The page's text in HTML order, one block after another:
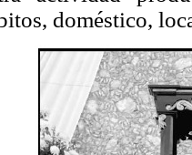
doméstico,